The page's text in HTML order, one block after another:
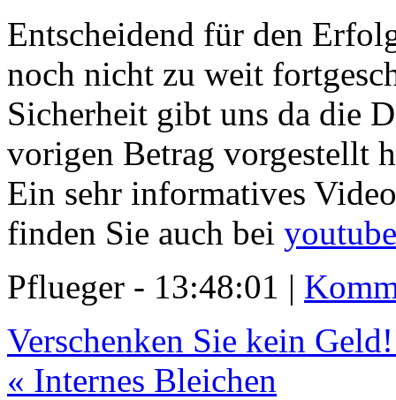
Entscheidend für den
noch nicht zu weit
Sicherheit gibt uns da die
vorigen Betrag vorgestellt
Ein sehr informatives
finden Sie auch bei youtube
Pflueger - 13:48:01 |
Verschenken Sie kein
« Internes Bleichen